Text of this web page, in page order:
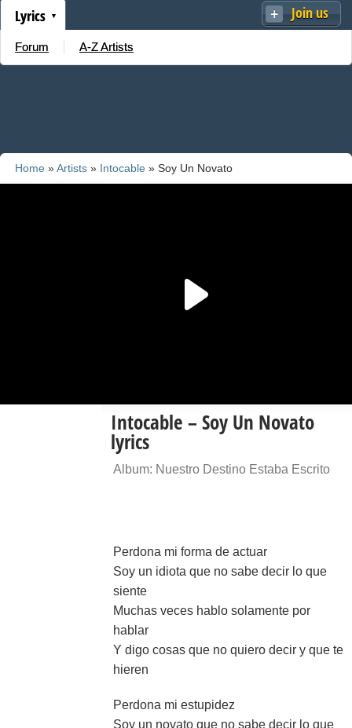
Join us
Lyrics
Forum A-Z Artists
Home »Artists » Intocable » Soy Un Novato
Intocable – Soy Un Novato
lyrics
Album: Nuestro Destino Estaba Escrito
Perdona mi forma de actuar
Soy un idiota que no sabe decir lo que
siente
Muchas veces hablo solamente por
hablar
Y digo cosas que no quiero decir y que te
hieren
Perdona mi estupidez
Soy un novato que no sabe decir lo que